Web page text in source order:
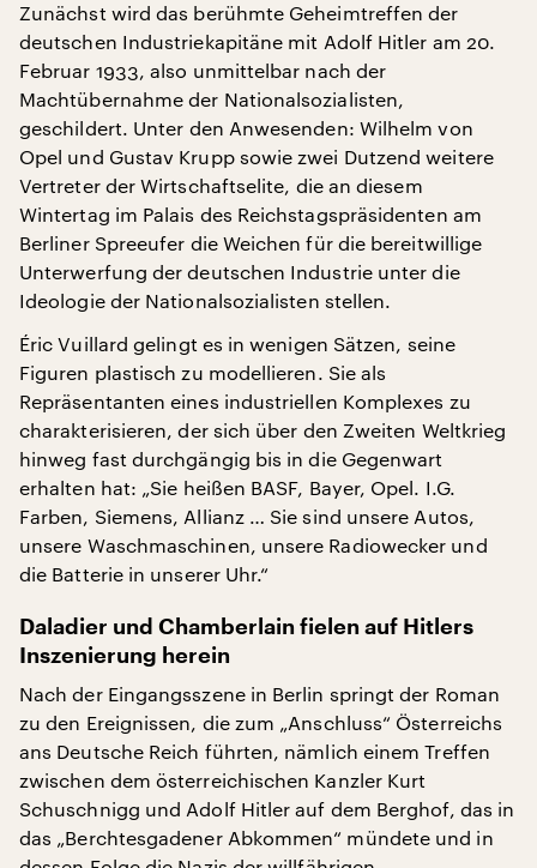
Zunächst wird das berühmte Geheimtreffen der
deutschen Industriekapitäne mit Adolf Hitler am 20.
Februar 1933, also unmittelbar nach der
Machtübernahme der Nationalsozialisten,
geschildert. Unter den Anwesenden: Wilhelm von
Opel und Gustav Krupp sowie zwei Dutzend weitere
Vertreter der Wirtschaftselite, die an diesem
Wintertag im Palais des Reichstagspräsidenten am
Berliner Spreeufer die Weichen für die bereitwillige
Unterwerfung der deutschen Industrie unter die
Ideologie der Nationalsozialisten stellen.
Éric Vuillard gelingt es in wenigen Sätzen, seine
Figuren plastisch zu modellieren. Sie als
Repräsentanten eines industriellen Komplexes zu
charakterisieren, der sich über den Zweiten Weltkrieg
hinweg fast durchgängig bis in die Gegenwart
erhalten hat: „Sie heißen BASF, Bayer, Opel. I.G.
Farben, Siemens, Allianz … Sie sind unsere Autos,
unsere Waschmaschinen, unsere Radiowecker und
die Batterie in unserer Uhr.“
Daladier und Chamberlain fielen auf Hitlers
Inszenierung herein
Nach der Eingangsszene in Berlin springt der Roman
zu den Ereignissen, die zum „Anschluss“ Österreichs
ans Deutsche Reich führten, nämlich einem Treffen
zwischen dem österreichischen Kanzler Kurt
Schuschnigg und Adolf Hitler auf dem Berghof, das in
das „Berchtesgadener Abkommen“ mündete und in